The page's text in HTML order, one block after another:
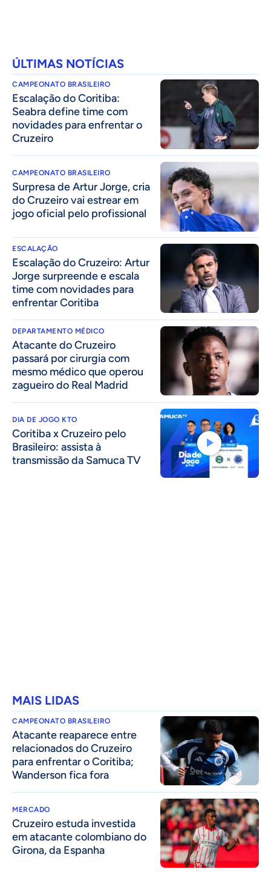
ÚLTIMAS NOTÍCIAS
CAMPEONATO BRASILEIRO
Escalação do Coritiba:
Seabra define time com
novidades para enfrentar o
Cruzeiro
CAMPEONATO BRASILEIRO
Surpresa de Artur Jorge, cria
do Cruzeiro vai estrear em
jogo oficial pelo profissional
ESCALAÇÃO
Escalação do Cruzeiro: Artur
Jorge surpreende e escala
time com novidades para
enfrentar Coritiba
DEPARTAMENTO MÉDICO
Atacante do Cruzeiro
passará por cirurgia com
mesmo médico que operou
zagueiro do Real Madrid
DIA DE JOGO KTO
Coritiba x Cruzeiro pelo
Brasileiro: assista à
transmissão da Samuca TV
MAIS LIDAS
CAMPEONATO BRASILEIRO
Atacante reaparece entre
relacionados do Cruzeiro
para enfrentar o Coritiba;
Wanderson fica fora
MERCADO
Cruzeiro estuda investida
em atacante colombiano do
Girona, da Espanha